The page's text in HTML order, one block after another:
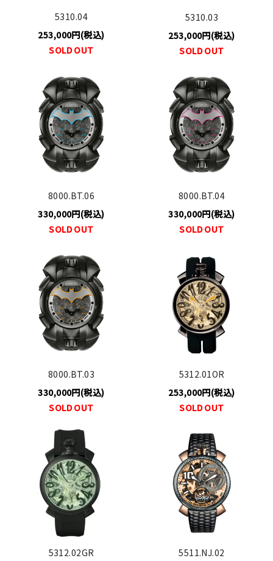
5310.04
253,000円(税込)
SOLD OUT
5310.03
253,000円(税込)
SOLD OUT
8000.BT.06
330,000円(税込)
SOLD OUT
8000.BT.04
330,000円(税込)
SOLD OUT
8000.BT.03
330,000円(税込)
SOLD OUT
5312.01OR
253,000円(税込)
SOLD OUT
5312.02GR
5511.NJ.02